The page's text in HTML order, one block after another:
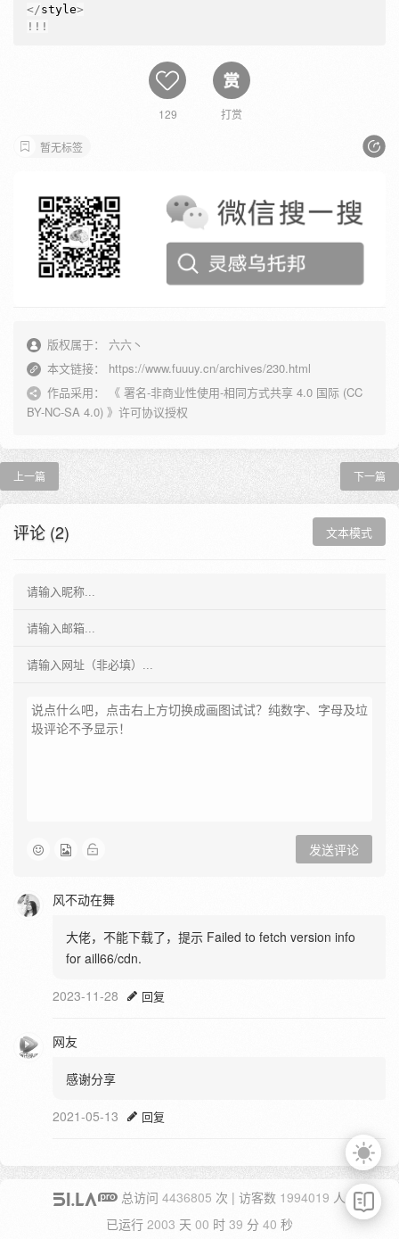
</style>
! ! !
129 打赏
暂无标签
版权属于：
六六丶
本文链接：
https://www.fuuuy.cn/archives/230.html
作品采用：
《 署名-非商业性使用-相同方式共享 4.0 国际 (CC
BY-NC-SA 4.0) 》许可协议授权
上一篇 下一篇
评论 (2) 文本模式
发送评论
风不动在舞
大佬，不能下载了，提示 Failed to fetch version info
for aill66/cdn.
2023-11-28 回复
网友
感谢分享
2021-05-13 回复
总访问 4436805 次 | 访客数 1994019 人
已运行 2003 天 00 时 39 分 41 秒